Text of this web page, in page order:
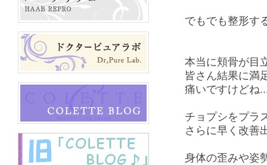
でもでも整形す
本当に頬骨が目
皆さん結果に満
痛いですけどね
チョプシをプラ
さらに早く改善
身体の歪みや姿